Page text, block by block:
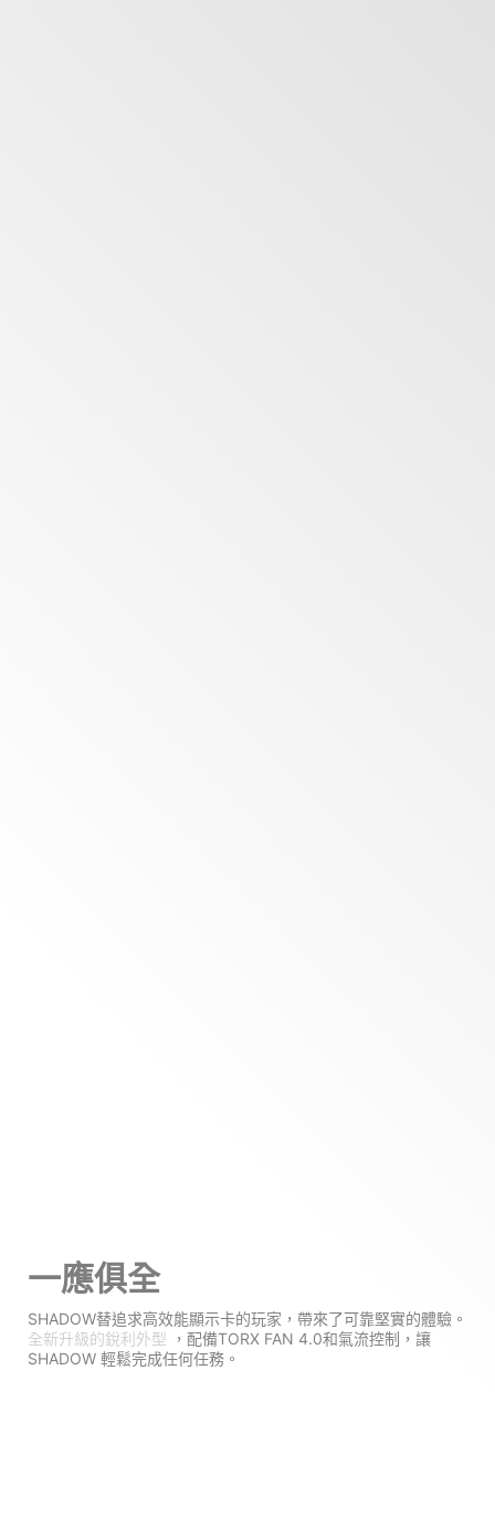
一應俱全
SHADOW替追求高效能顯示卡的玩家，帶來了可靠堅實的體驗。
全新升級的銳利外型
，配備TORX FAN 4.0和氣流控制，讓
SHADOW 輕鬆完成任何任務。